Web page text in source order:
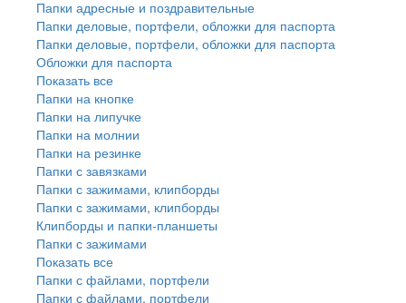
Папки адресные и поздравительные
Папки деловые, портфели, обложки для паспорта
Папки деловые, портфели, обложки для паспорта
Обложки для паспорта
Показать все
Папки на кнопке
Папки на липучке
Папки на молнии
Папки на резинке
Папки с завязками
Папки с зажимами, клипборды
Папки с зажимами, клипборды
Клипборды и папки-планшеты
Папки с зажимами
Показать все
Папки с файлами, портфели
Папки с файлами, портфели